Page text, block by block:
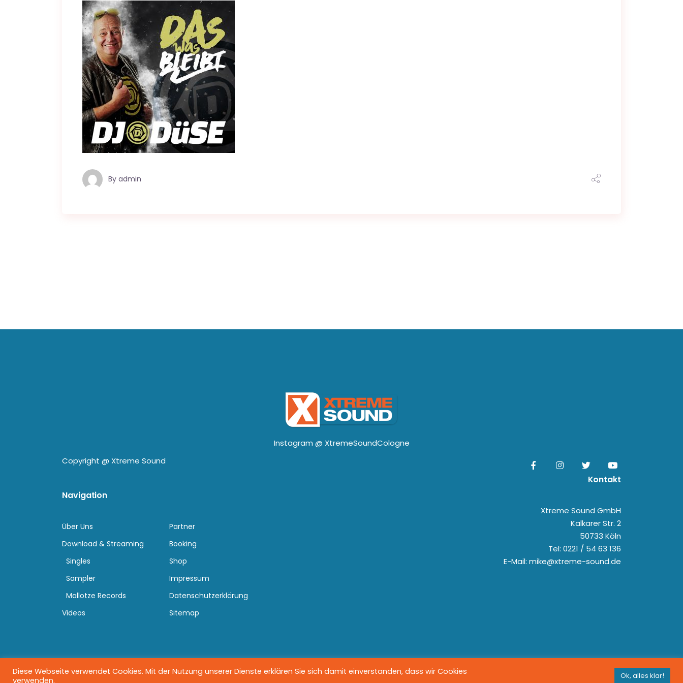
By admin
Instagram @ XtremeSoundCologne
Copyright @ Xtreme Sound
Navigation
Über Uns
Download & Streaming
Singles
Sampler
Mallotze Records
Videos
Partner
Booking
Shop
Impressum
Datenschutzerklärung
Sitemap
Kontakt
Xtreme Sound GmbH
Kalkarer Str. 2
50733 Köln
Tel: 0221 / 54 63 136
E-Mail: mike@xtreme-sound.de
Diese Webseite verwendet Cookies. Mit der Nutzung unserer Dienste erklären Sie sich damit einverstanden, dass wir Cookies
verwenden.
Ok, alles klar!